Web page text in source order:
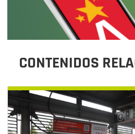
CONTENIDOS